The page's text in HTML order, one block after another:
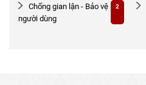
Chống gian lận - Bảo vệ
người dùng
2